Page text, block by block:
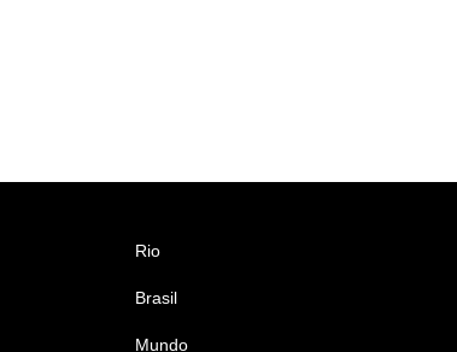
Rio
Brasil
Mundo